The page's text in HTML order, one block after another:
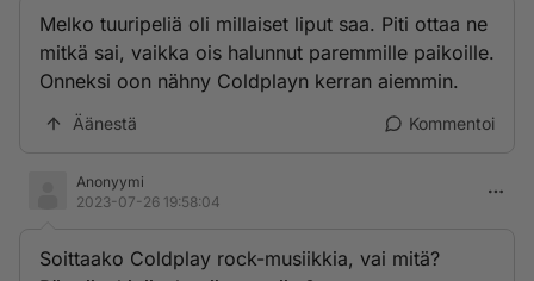
Melko tuuripeliä oli millaiset liput saa. Piti ottaa ne
mitkä sai, vaikka ois halunnut paremmille paikoille.
Onneksi oon nähny Coldplayn kerran aiemmin.
Äänestä Kommentoi
Anonyymi
2023-07-26 19:58:04
Soittaako Coldplay rock-musiikkia, vai mitä?